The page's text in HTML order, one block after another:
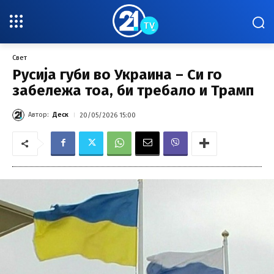
Свет
Русија губи во Украина – Си го
забележа тоа, би требало и Трамп
Автор: Деск 20/05/2026 15:00